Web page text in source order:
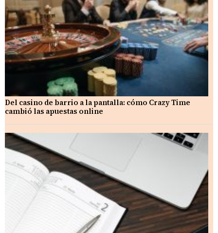
Del casino de barrio a la pantalla: cómo Crazy Time
cambió las apuestas online